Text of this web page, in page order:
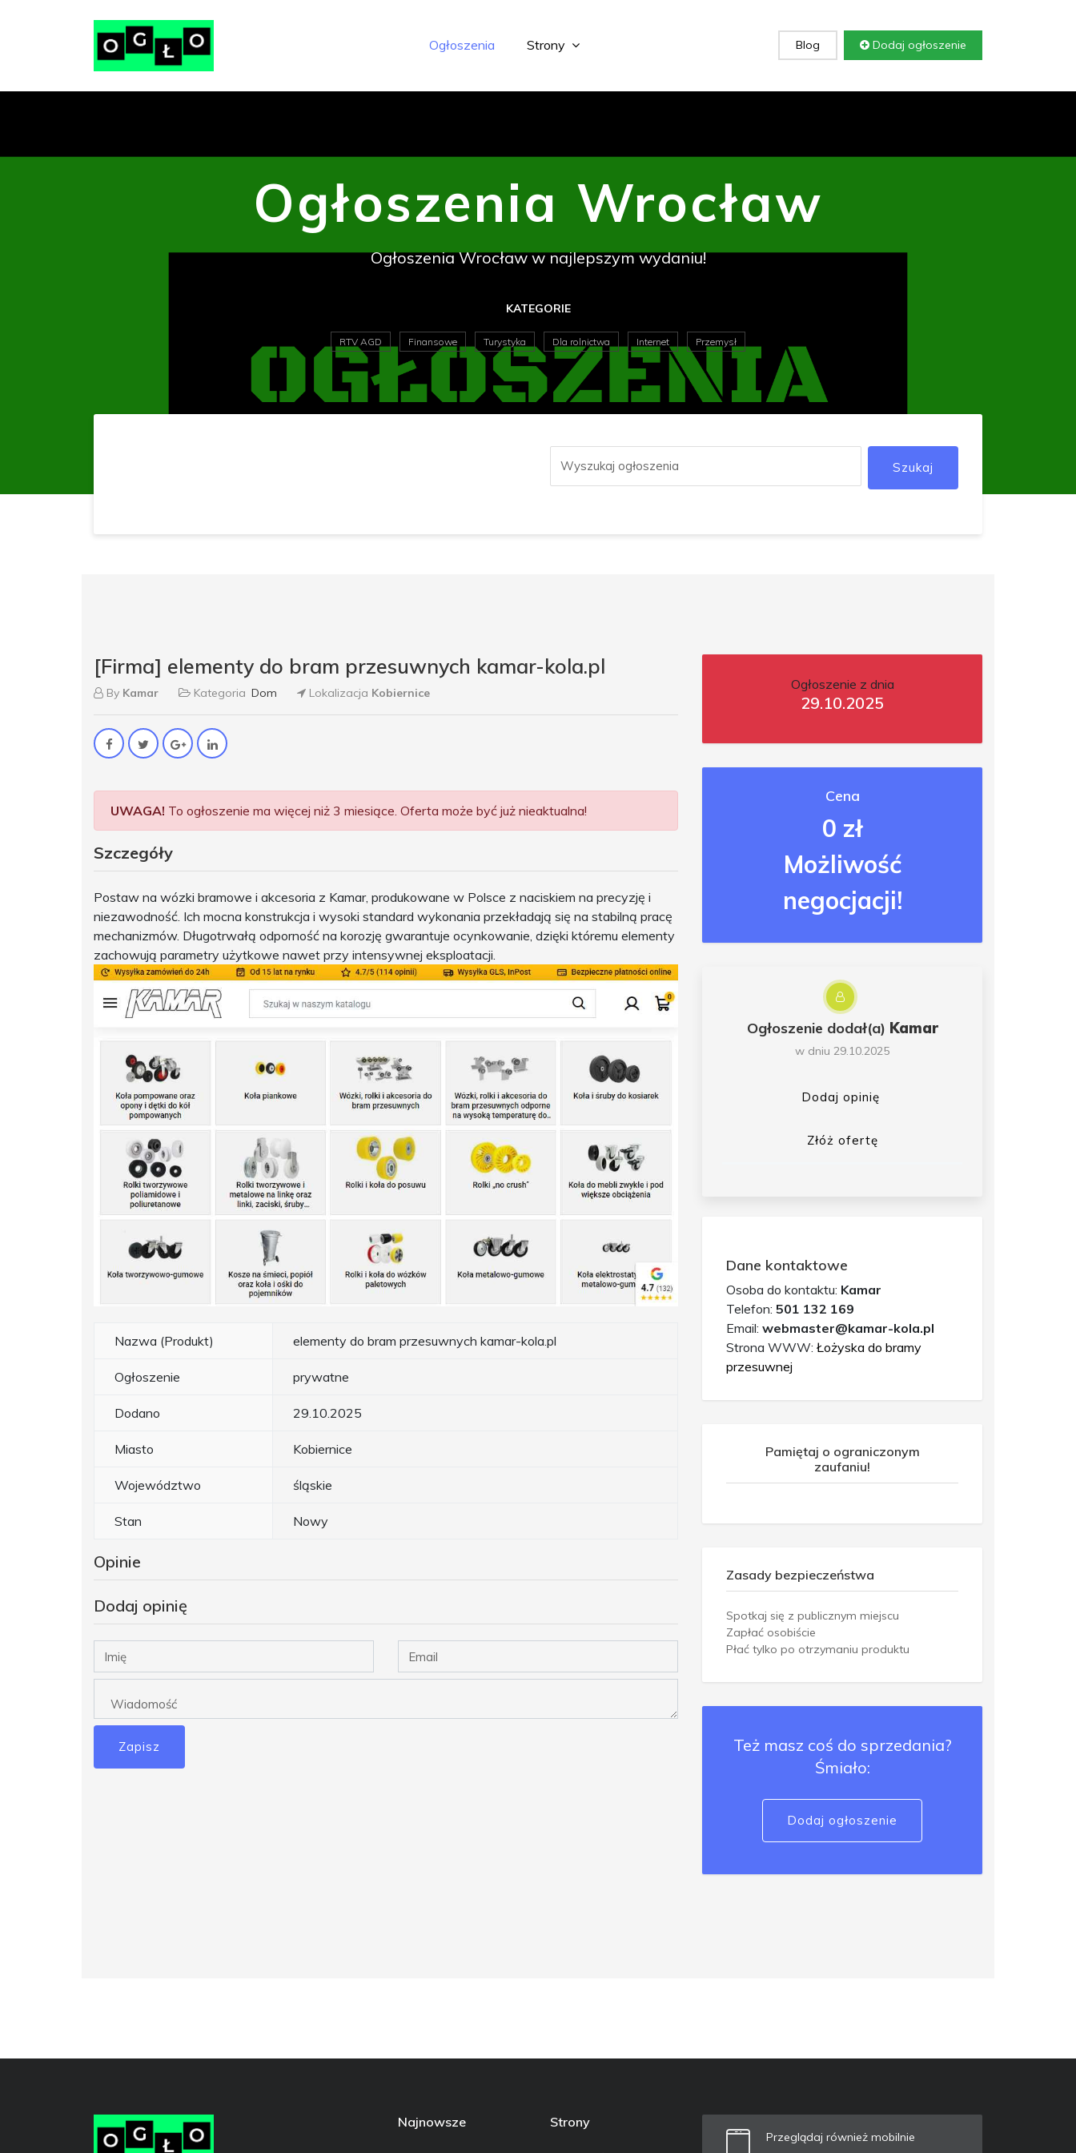
Ogłoszenia Strony Blog Dodaj ogłoszenie
Ogłoszenia Wrocław
Ogłoszenia Wrocław w najlepszym wydaniu!
KATEGORIE
RTV AGD Finansowe Turystyka Dla rolnictwa Internet Przemysł
Szukaj
[Firma] elementy do bram przesuwnych kamar-kola.pl
By Kamar Kategoria Dom Lokalizacja Kobiernice
UWAGA! To ogłoszenie ma więcej niż 3 miesiące. Oferta może być już nieaktualna!
Szczegóły
Postaw na wózki bramowe i akcesoria z Kamar, produkowane w Polsce z naciskiem na precyzję i
niezawodność. Ich mocna konstrukcja i wysoki standard wykonania przekładają się na stabilną pracę
mechanizmów. Długotrwałą odporność na korozję gwarantuje ocynkowanie, dzięki któremu elementy
zachowują parametry użytkowe nawet przy intensywnej eksploatacji.
Nazwa (Produkt) elementy do bram przesuwnych kamar-kola.pl
Ogłoszenie prywatne
Dodano 29.10.2025
Miasto Kobiernice
Województwo śląskie
Stan Nowy
Opinie
Dodaj opinię
Zapisz
Ogłoszenie z dnia
29.10.2025
Cena
0 zł
Możliwość
negocjacji!
Ogłoszenie dodał(a) Kamar
w dniu 29.10.2025
Dodaj opinię
Złóż ofertę
Dane kontaktowe
Osoba do kontaktu: Kamar
Telefon: 501 132 169
Email: webmaster@kamar-kola.pl
Strona WWW: Łożyska do bramy
przesuwnej
Pamiętaj o ograniczonym
zaufaniu!
Zasady bezpieczeństwa
Spotkaj się z publicznym miejscu
Zapłać osobiście
Płać tylko po otrzymaniu produktu
Też masz coś do sprzedania?
Śmiało:
Dodaj ogłoszenie
Najnowsze Strony
Przeglądaj również mobilnie